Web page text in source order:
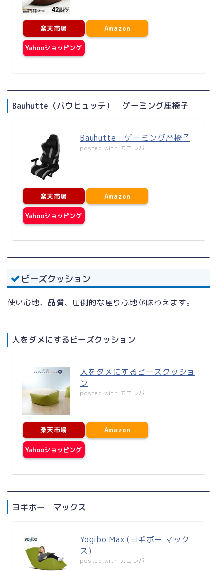
楽天市場 Amazon
Yahooショッピング
Bauhutte（バウヒュッテ） ゲーミング座椅子
Bauhutte ゲーミング座椅子
posted with カエレバ
楽天市場 Amazon
Yahooショッピング
ビーズクッション
使い心地、品質、圧倒的な座り心地が味わえます。
人をダメにするビーズクッション
人をダメにするビーズクッショ
ン
posted with カエレバ
楽天市場 Amazon
Yahooショッピング
ヨギボー マックス
Yogibo Max (ヨギボー マック
ス)
posted with カエレバ